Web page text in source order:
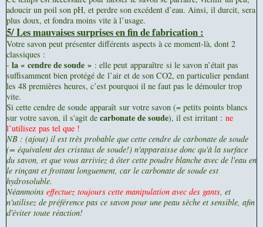
adoucir un poil son pH, et perdre son excédent d’eau. Ainsi, il durcit, sera
plus doux, et fondra moins vite à l’usage.
5/ Les mauvaises surprises en fin de fabrication :
Votre savon peut présenter différents aspects à ce moment-là, dont 2
classiques :
- la « cendre de soude » : elle peut apparaître si le savon n’était pas
suffisamment bien protégé de l’air et de son CO2, en particulier pendant
les 48 premières heures, c’est pourquoi il ne faut pas le démouler trop
vite.
Si cette cendre de soude apparaît sur votre savon (= petits points blancs
sur votre savon, il s'agit de carbonate de soude), il est irritant : ne
l’utilisez pas tel que !
NB : (ajout) il est très probable que cette cendre de carbonate de soude
(= équivalent des cristaux de soude!) n'apparaisse donc qu'à la surface
du savon, et que vous arriviez à ôter cette poudre blanche avec de l'eau en
le rinçant et frottant longuement, car le carbonate de soude est
hydrosoluble.
Néanmoins effectuez toujours cette manipulation avec des gants, et
n'utilisez de préférence pas ce savon pour une peau sèche et sensible, afin
d'éviter toute réaction!